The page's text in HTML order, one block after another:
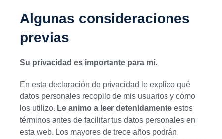
Algunas consideraciones
previas
Su privacidad es importante para mí.
En esta declaración de privacidad le explico qué
datos personales recopilo de mis usuarios y cómo
los utilizo. Le animo a leer detenidamente estos
términos antes de facilitar tus datos personales en
esta web. Los mayores de trece años podrán